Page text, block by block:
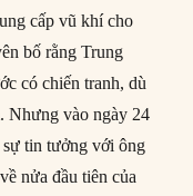
cấp vũ khí cho
bố rằng Trung
có chiến tranh, dù
Nhưng vào ngày 24
sự tin tưởng với ông
nửa đầu tiên của